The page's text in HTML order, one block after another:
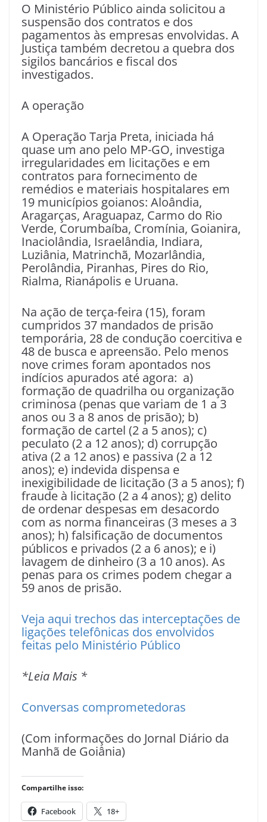
O Ministério Público ainda solicitou a
suspensão dos contratos e dos
pagamentos às empresas envolvidas. A
Justiça também decretou a quebra dos
sigilos bancários e fiscal dos
investigados.
A operação
A Operação Tarja Preta, iniciada há
quase um ano pelo MP-GO, investiga
irregularidades em licitações e em
contratos para fornecimento de
remédios e materiais hospitalares em
19 municípios goianos: Aloândia,
Aragarças, Araguapaz, Carmo do Rio
Verde, Corumbaíba, Cromínia, Goianira,
Inaciolândia, Israelândia, Indiara,
Luziânia, Matrinchã, Mozarlândia,
Perolândia, Piranhas, Pires do Rio,
Rialma, Rianápolis e Uruana.
Na ação de terça-feira (15), foram
cumpridos 37 mandados de prisão
temporária, 28 de condução coercitiva e
48 de busca e apreensão. Pelo menos
nove crimes foram apontados nos
indícios apurados até agora: a)
formação de quadrilha ou organização
criminosa (penas que variam de 1 a 3
anos ou 3 a 8 anos de prisão); b)
formação de cartel (2 a 5 anos); c)
peculato (2 a 12 anos); d) corrupção
ativa (2 a 12 anos) e passiva (2 a 12
anos); e) indevida dispensa e
inexigibilidade de licitação (3 a 5 anos); f)
fraude à licitação (2 a 4 anos); g) delito
de ordenar despesas em desacordo
com as norma financeiras (3 meses a 3
anos); h) falsificação de documentos
públicos e privados (2 a 6 anos); e i)
lavagem de dinheiro (3 a 10 anos). As
penas para os crimes podem chegar a
59 anos de prisão.
Veja aqui trechos das interceptações de
ligações telefônicas dos envolvidos
feitas pelo Ministério Público
*Leia Mais *
Conversas comprometedoras
(Com informações do Jornal Diário da
Manhã de Goiânia)
Compartilhe isso:
Facebook 18+